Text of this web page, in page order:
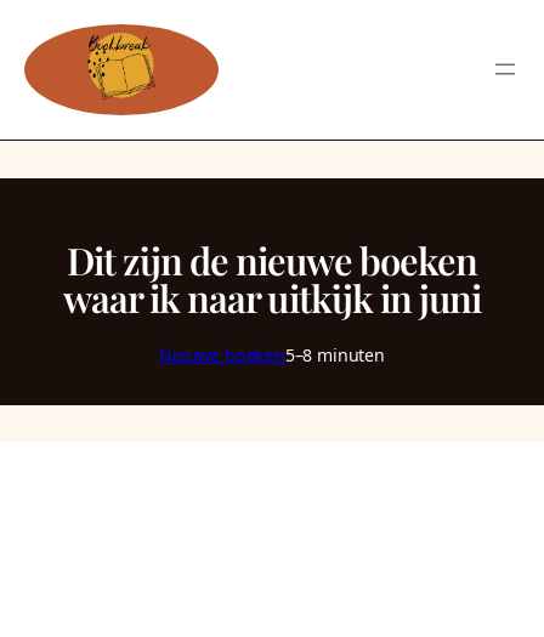
Dit zijn de nieuwe boeken
waar ik naar uitkijk in juni
Nieuwe boeken5–8 minuten